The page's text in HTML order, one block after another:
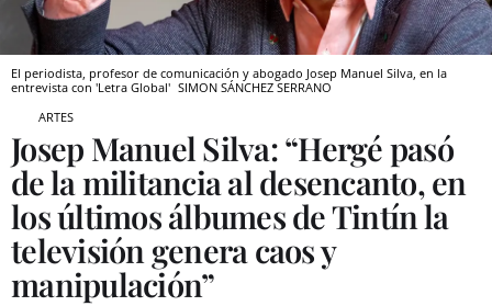
El periodista, profesor de comunicación y abogado Josep Manuel Silva, en la
entrevista con 'Letra Global' SIMON SÁNCHEZ SERRANO
ARTES
Josep Manuel Silva: “Hergé pasó
de la militancia al desencanto, en
los últimos álbumes de Tintín la
televisión genera caos y
manipulación”